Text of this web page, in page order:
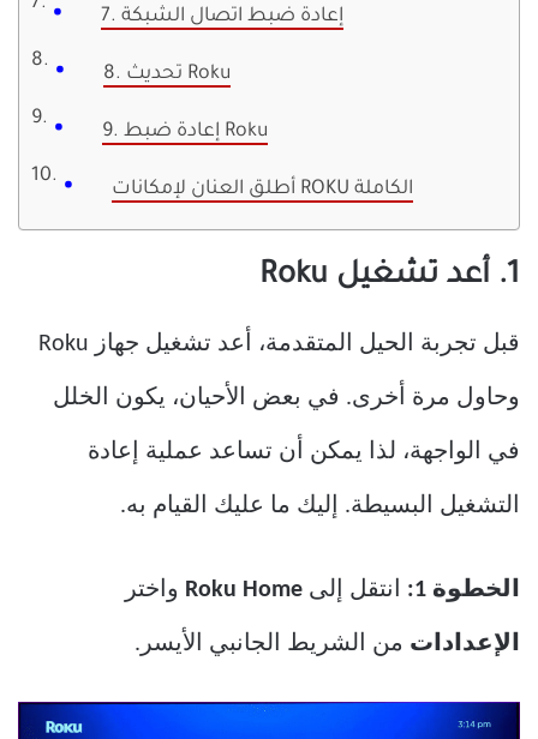
7. إعادة ضبط اتصال الشبكة
8. تحديث Roku
9. إعادة ضبط Roku
أطلق العنان لإمكانات ROKU الكاملة
1. أعد تشغيل Roku
قبل تجربة الحيل المتقدمة، أعد تشغيل جهاز Roku
وحاول مرة أخرى. في بعض الأحيان، يكون الخلل
في الواجهة، لذا يمكن أن تساعد عملية إعادة
التشغيل البسيطة. إليك ما عليك القيام به.
الخطوة 1: انتقل إلى Roku Home واختر
الإعدادات من الشريط الجانبي الأيسر.